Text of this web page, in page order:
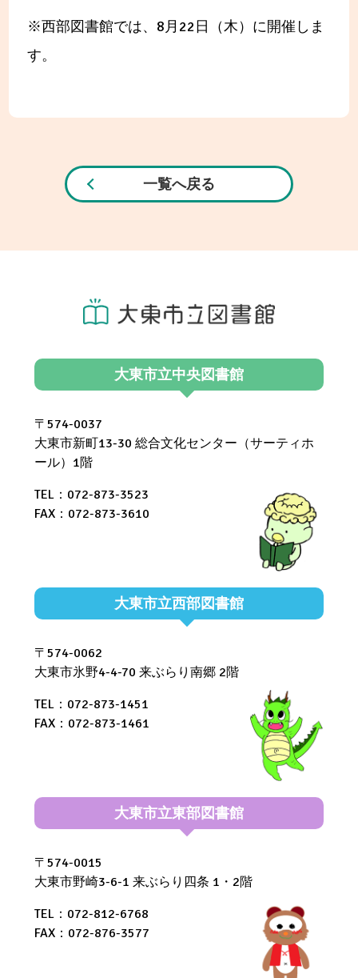
※西部図書館では、8月22日（木）に開催しま
す。
一覧へ戻る
大東市立中央図書館
〒574-0037
大東市新町13-30 総合文化センター（サーティホ
ール）1階
TEL：072-873-3523
FAX：072-873-3610
大東市立西部図書館
〒574-0062
大東市氷野4-4-70 来ぶらり南郷 2階
TEL：072-873-1451
FAX：072-873-1461
大東市立東部図書館
〒574-0015
大東市野崎3-6-1 来ぶらり四条 1・2階
TEL：072-812-6768
FAX：072-876-3577